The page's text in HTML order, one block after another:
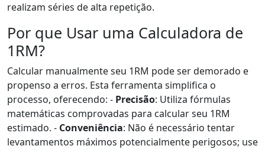
realizam séries de alta repetição.
Por que Usar uma Calculadora de
1RM?
Calcular manualmente seu 1RM pode ser demorado e
propenso a erros. Esta ferramenta simplifica o
processo, oferecendo: - Precisão: Utiliza fórmulas
matemáticas comprovadas para calcular seu 1RM
estimado. - Conveniência: Não é necessário tentar
levantamentos máximos potencialmente perigosos; use